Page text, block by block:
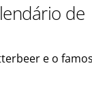
de
e o